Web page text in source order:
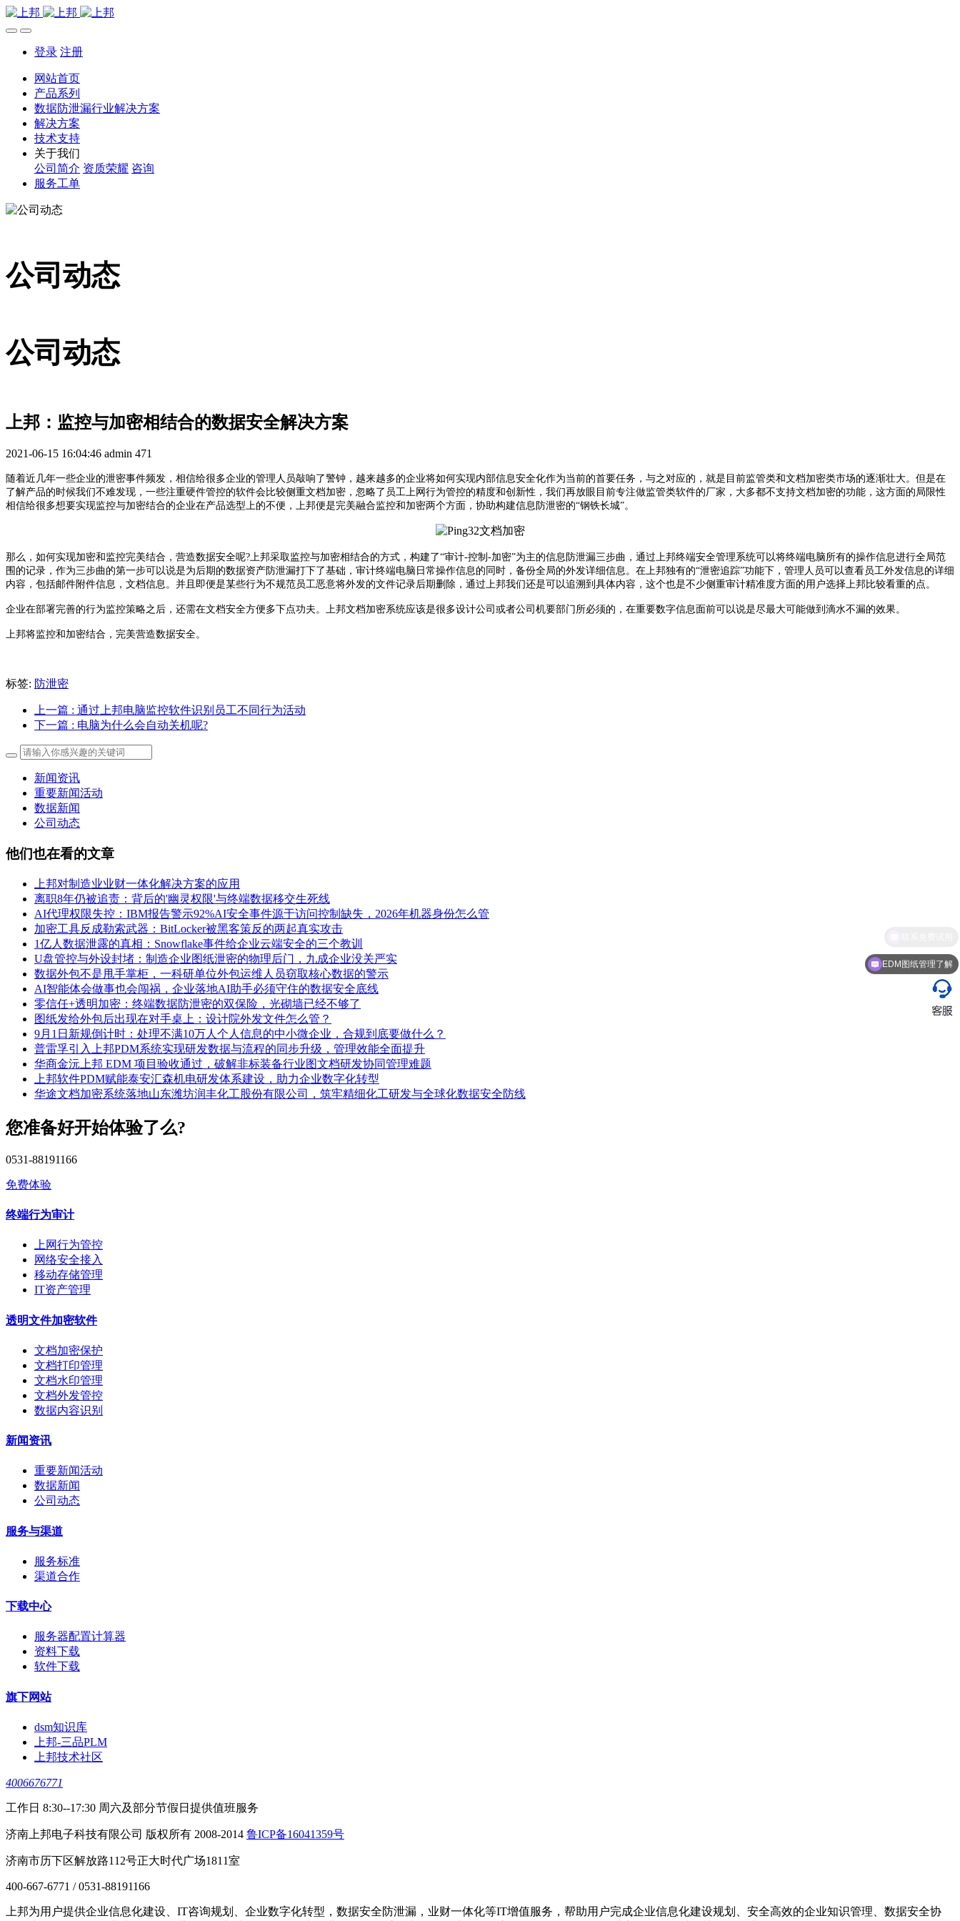
登录 注册
网站首页
产品系列
数据防泄漏行业解决方案
解决方案
技术支持
关于我们
公司简介 资质荣耀 咨询
服务工单
公司动态
公司动态
上邦：监控与加密相结合的数据安全解决方案
2021-06-15 16:04:46 admin 471
随着近几年一些企业的泄密事件频发，相信给很多企业的管理人员敲响了警钟，越来越多的企业将如何实现内部信息安全化作为当前的首要任务，与之对应的，就是目前监管类和文档加密类市场的逐渐壮大。但是在
了解产品的时候我们不难发现，一些注重硬件管控的软件会比较侧重文档加密，忽略了员工上网行为管控的精度和创新性，我们再放眼目前专注做监管类软件的厂家，大多都不支持文档加密的功能，这方面的局限性
相信给很多想要实现监控与加密结合的企业在产品选型上的不便，上邦便是完美融合监控和加密两个方面，协助构建信息防泄密的“钢铁长城”。
那么，如何实现加密和监控完美结合，营造数据安全呢?上邦采取监控与加密相结合的方式，构建了“审计-控制-加密”为主的信息防泄漏三步曲，通过上邦终端安全管理系统可以将终端电脑所有的操作信息进行全局范
围的记录，作为三步曲的第一步可以说是为后期的数据资产防泄漏打下了基础，审计终端电脑日常操作信息的同时，备份全局的外发详细信息。在上邦独有的“泄密追踪”功能下，管理人员可以查看员工外发信息的详细
内容，包括邮件附件信息，文档信息。并且即便是某些行为不规范员工恶意将外发的文件记录后期删除，通过上邦我们还是可以追溯到具体内容，这个也是不少侧重审计精准度方面的用户选择上邦比较看重的点。
企业在部署完善的行为监控策略之后，还需在文档安全方便多下点功夫。上邦文档加密系统应该是很多设计公司或者公司机要部门所必须的，在重要数字信息面前可以说是尽最大可能做到滴水不漏的效果。
上邦将监控和加密结合，完美营造数据安全。
标签: 防泄密
上一篇 : 通过上邦电脑监控软件识别员工不同行为活动
下一篇 : 电脑为什么会自动关机呢?
新闻资讯
重要新闻活动
数据新闻
公司动态
他们也在看的文章
上邦对制造业业财一体化解决方案的应用
离职8年仍被追责：背后的'幽灵权限'与终端数据移交生死线
AI代理权限失控：IBM报告警示92%AI安全事件源于访问控制缺失，2026年机器身份怎么管
加密工具反成勒索武器：BitLocker被黑客策反的两起真实攻击
1亿人数据泄露的真相：Snowflake事件给企业云端安全的三个教训
U盘管控与外设封堵：制造企业图纸泄密的物理后门，九成企业没关严实
数据外包不是甩手掌柜，一科研单位外包运维人员窃取核心数据的警示
AI智能体会做事也会闯祸，企业落地AI助手必须守住的数据安全底线
零信任+透明加密：终端数据防泄密的双保险，光砌墙已经不够了
图纸发给外包后出现在对手桌上：设计院外发文件怎么管？
9月1日新规倒计时：处理不满10万人个人信息的中小微企业，合规到底要做什么？
普雷孚引入上邦PDM系统实现研发数据与流程的同步升级，管理效能全面提升
华商金沅上邦 EDM 项目验收通过，破解非标装备行业图文档研发协同管理难题
上邦软件PDM赋能泰安汇森机电研发体系建设，助力企业数字化转型
华途文档加密系统落地山东潍坊润丰化工股份有限公司，筑牢精细化工研发与全球化数据安全防线
您准备好开始体验了么?
0531-88191166
免费体验
终端行为审计
上网行为管控
网络安全接入
移动存储管理
IT资产管理
透明文件加密软件
文档加密保护
文档打印管理
文档水印管理
文档外发管控
数据内容识别
新闻资讯
重要新闻活动
数据新闻
公司动态
服务与渠道
服务标准
渠道合作
下载中心
服务器配置计算器
资料下载
软件下载
旗下网站
dsm知识库
上邦-三品PLM
上邦技术社区
4006676771
工作日 8:30--17:30 周六及部分节假日提供值班服务
济南上邦电子科技有限公司 版权所有 2008-2014 鲁ICP备16041359号
济南市历下区解放路112号正大时代广场1811室
400-667-6771 / 0531-88191166
上邦为用户提供企业信息化建设、IT咨询规划、企业数字化转型，数据安全防泄漏，业财一体化等IT增值服务，帮助用户完成企业信息化建设规划、安全高效的企业知识管理、数据安全协
EDM图纸管理了解